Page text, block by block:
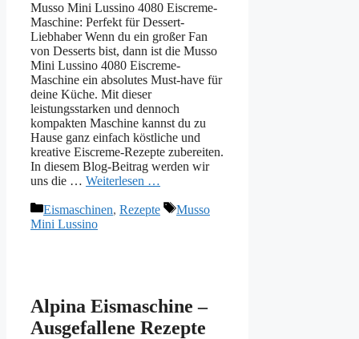
Musso Mini Lussino 4080 Eiscreme-
Maschine: Perfekt für Dessert-
Liebhaber Wenn du ein großer Fan
von Desserts bist, dann ist die Musso
Mini Lussino 4080 Eiscreme-
Maschine ein absolutes Must-have für
deine Küche. Mit dieser
leistungsstarken und dennoch
kompakten Maschine kannst du zu
Hause ganz einfach köstliche und
kreative Eiscreme-Rezepte zubereiten.
In diesem Blog-Beitrag werden wir
uns die … Weiterlesen …
Kategorien
Eismaschinen, Rezepte Schlagwörter
Musso
Mini Lussino
Alpina Eismaschine –
Ausgefallene Rezepte